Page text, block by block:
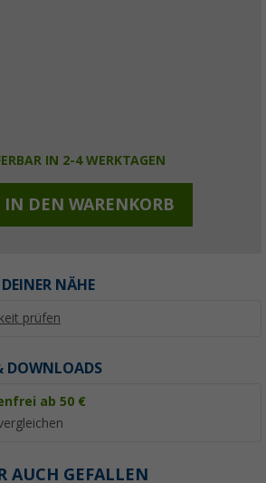
IN 2-4 WERKTAGEN
IN DEN WARENKORB
NÄHE
prüfen
DOWNLOADS
ab 50 €
AUCH GEFALLEN